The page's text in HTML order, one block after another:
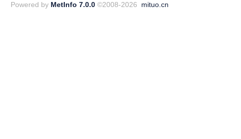
Powered by MetInfo 7.0.0 ©2008-2026 mituo.cn